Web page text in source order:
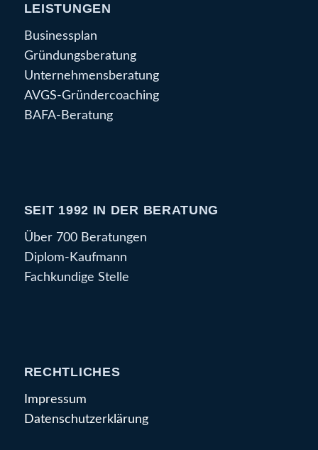
LEISTUNGEN
Businessplan
Gründungsberatung
Unternehmensberatung
AVGS-Gründercoaching
BAFA-Beratung
SEIT 1992 IN DER BERATUNG
Über 700 Beratungen
Diplom-Kaufmann
Fachkundige Stelle
RECHTLICHES
Impressum
Datenschutzerklärung